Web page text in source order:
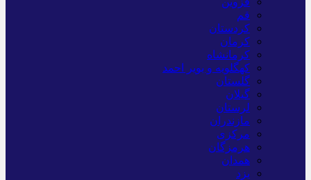
قم
کردستان
کرمان
کرمانشاه
کهگلویه و بویر احمد
گلستان
گیلان
لرستان
مازندران
مرکزی
هرمزگان
همدان
یزد